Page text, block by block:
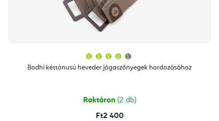
Bodhi kéttónusú heveder jógaszőnyegek hordozásához
átlagos
értékelése
csillag.
Raktáron (2 db)
Ft2 400